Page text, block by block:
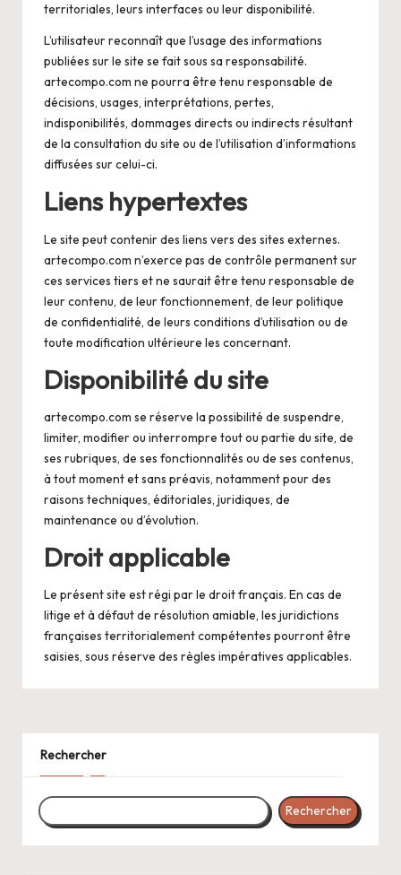
territoriales, leurs interfaces ou leur disponibilité.
L’utilisateur reconnaît que l’usage des informations
publiées sur le site se fait sous sa responsabilité.
artecompo.com ne pourra être tenu responsable de
décisions, usages, interprétations, pertes,
indisponibilités, dommages directs ou indirects résultant
de la consultation du site ou de l’utilisation d’informations
diffusées sur celui-ci.
Liens hypertextes
Le site peut contenir des liens vers des sites externes.
artecompo.com n’exerce pas de contrôle permanent sur
ces services tiers et ne saurait être tenu responsable de
leur contenu, de leur fonctionnement, de leur politique
de confidentialité, de leurs conditions d’utilisation ou de
toute modification ultérieure les concernant.
Disponibilité du site
artecompo.com se réserve la possibilité de suspendre,
limiter, modifier ou interrompre tout ou partie du site, de
ses rubriques, de ses fonctionnalités ou de ses contenus,
à tout moment et sans préavis, notamment pour des
raisons techniques, éditoriales, juridiques, de
maintenance ou d’évolution.
Droit applicable
Le présent site est régi par le droit français. En cas de
litige et à défaut de résolution amiable, les juridictions
françaises territorialement compétentes pourront être
saisies, sous réserve des règles impératives applicables.
Rechercher
Rechercher